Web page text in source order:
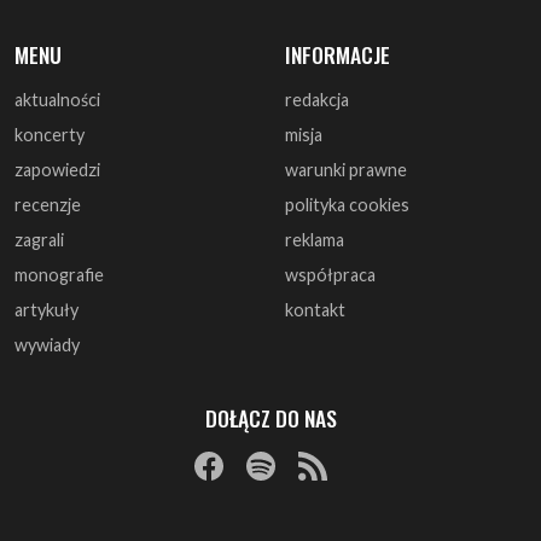
zapowiedzi
recenzje
zagrali
monografie
artykuły
wywiady
warunki prawne
polityka cookies
reklama
współpraca
kontakt
DOŁĄCZ DO NAS
© 1997 - 2025 ArtRock.pl - Wszelkie prawa zastrzeżone.